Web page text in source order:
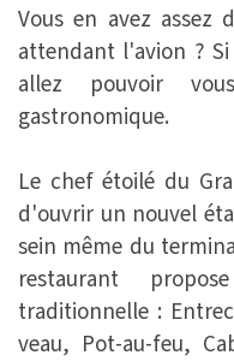
Vous en avez assez
attendant l'avion ? Si
allez pouvoir
gastronomique.
Le chef étoilé du
d'ouvrir un nouvel
sein même du
restaurant
traditionnelle :
veau, Pot-au-feu,